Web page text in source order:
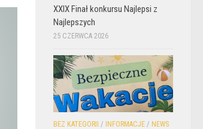
XXIX Finał konkursu Najlepsi z
Najlepszych
25 CZERWCA 2026
BEZ KATEGORII / INFORMACJE / NEWS